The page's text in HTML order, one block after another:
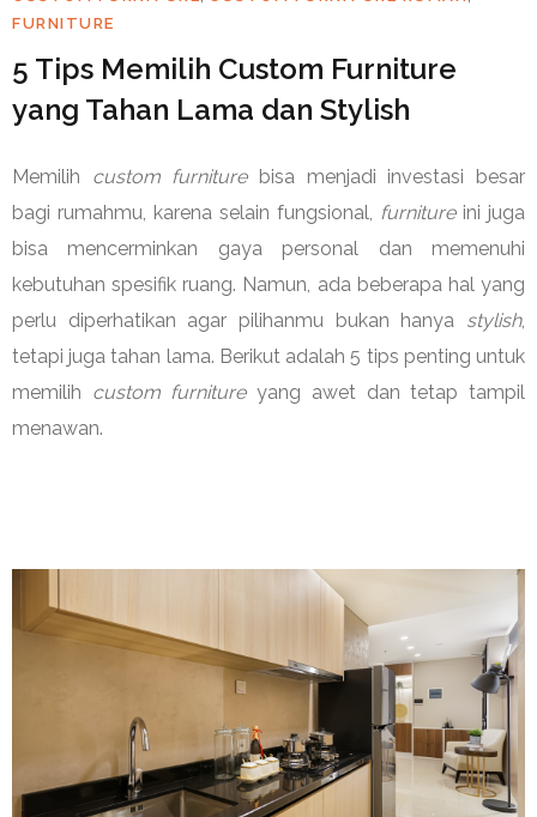
FURNITURE
5 Tips Memilih Custom Furniture
yang Tahan Lama dan Stylish
Memilih custom furniture bisa menjadi investasi besar
bagi rumahmu, karena selain fungsional,
furnitureini juga
bisa mencerminkan gaya personal dan memenuhi
kebutuhan spesifik ruang. Namun, ada beberapa hal yang
perlu diperhatikan agar pilihanmu bukan hanya stylish,
tetapi juga tahan lama. Berikut adalah 5 tips penting untuk
memilih custom furnitureyang awet dan tetap tampil
menawan.